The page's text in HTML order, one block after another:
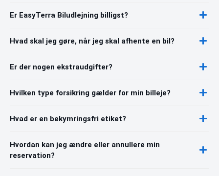
Er EasyTerra Biludlejning billigst?
Hvad skal jeg gøre, når jeg skal afhente en bil?
Er der nogen ekstraudgifter?
Hvilken type forsikring gælder for min billeje?
Hvad er en bekymringsfri etiket?
Hvordan kan jeg ændre eller annullere min
reservation?